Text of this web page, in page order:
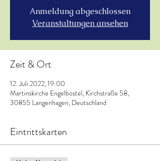
Anmeldung abgeschlossen
Veranstaltungen ansehen
Zeit & Ort
12. Juli 2022, 19:00
Martinskirche Engelbostel, Kirchstraße 58,
30855 Langenhagen, Deutschland
Eintrittskarten